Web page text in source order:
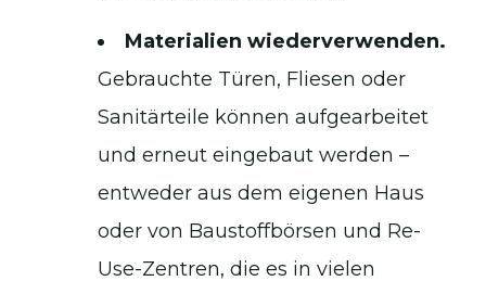
Materialien wiederverwenden.
Gebrauchte Türen, Fliesen oder
Sanitärteile können aufgearbeitet
und erneut eingebaut werden –
entweder aus dem eigenen Haus
oder von Baustoffbörsen und Re-
Use-Zentren, die es in vielen